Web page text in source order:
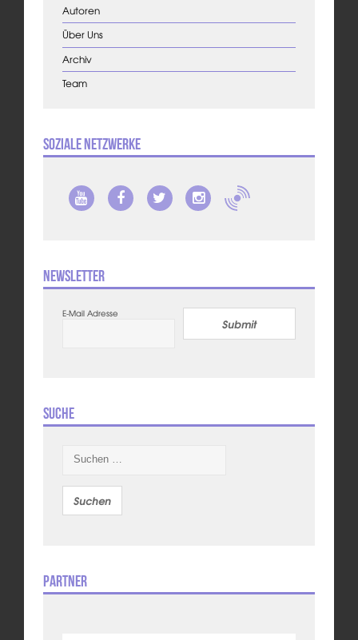
Autoren
Über Uns
Archiv
Team
Soziale Netzwerke
Newsletter
E-Mail Adresse
Submit
Suche
nach:
Partner